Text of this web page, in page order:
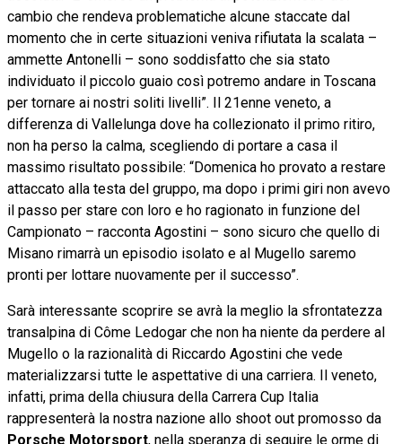
cambio che rendeva problematiche alcune staccate dal
momento che in certe situazioni veniva rifiutata la scalata –
ammette Antonelli – sono soddisfatto che sia stato
individuato il piccolo guaio così potremo andare in Toscana
per tornare ai nostri soliti livelli”. Il 21enne veneto, a
differenza di Vallelunga dove ha collezionato il primo ritiro,
non ha perso la calma, scegliendo di portare a casa il
massimo risultato possibile: “Domenica ho provato a restare
attaccato alla testa del gruppo, ma dopo i primi giri non avevo
il passo per stare con loro e ho ragionato in funzione del
Campionato – racconta Agostini – sono sicuro che quello di
Misano rimarrà un episodio isolato e al Mugello saremo
pronti per lottare nuovamente per il successo”.
Sarà interessante scoprire se avrà la meglio la sfrontatezza
transalpina di Côme Ledogar che non ha niente da perdere al
Mugello o la razionalità di Riccardo Agostini che vede
materializzarsi tutte le aspettative di una carriera. Il veneto,
infatti, prima della chiusura della Carrera Cup Italia
rappresenterà la nostra nazione allo shoot out promosso da
Porsche Motorsport, nella speranza di seguire le orme di